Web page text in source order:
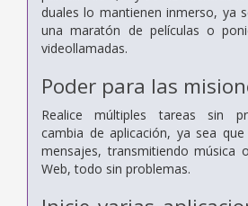
duales lo mantienen inmerso, ya
una maratón de películas o
videollamadas.
Poder para las
Realice múltiples tareas sin
cambia de aplicación, ya sea
mensajes, transmitiendo música
Web, todo sin problemas.